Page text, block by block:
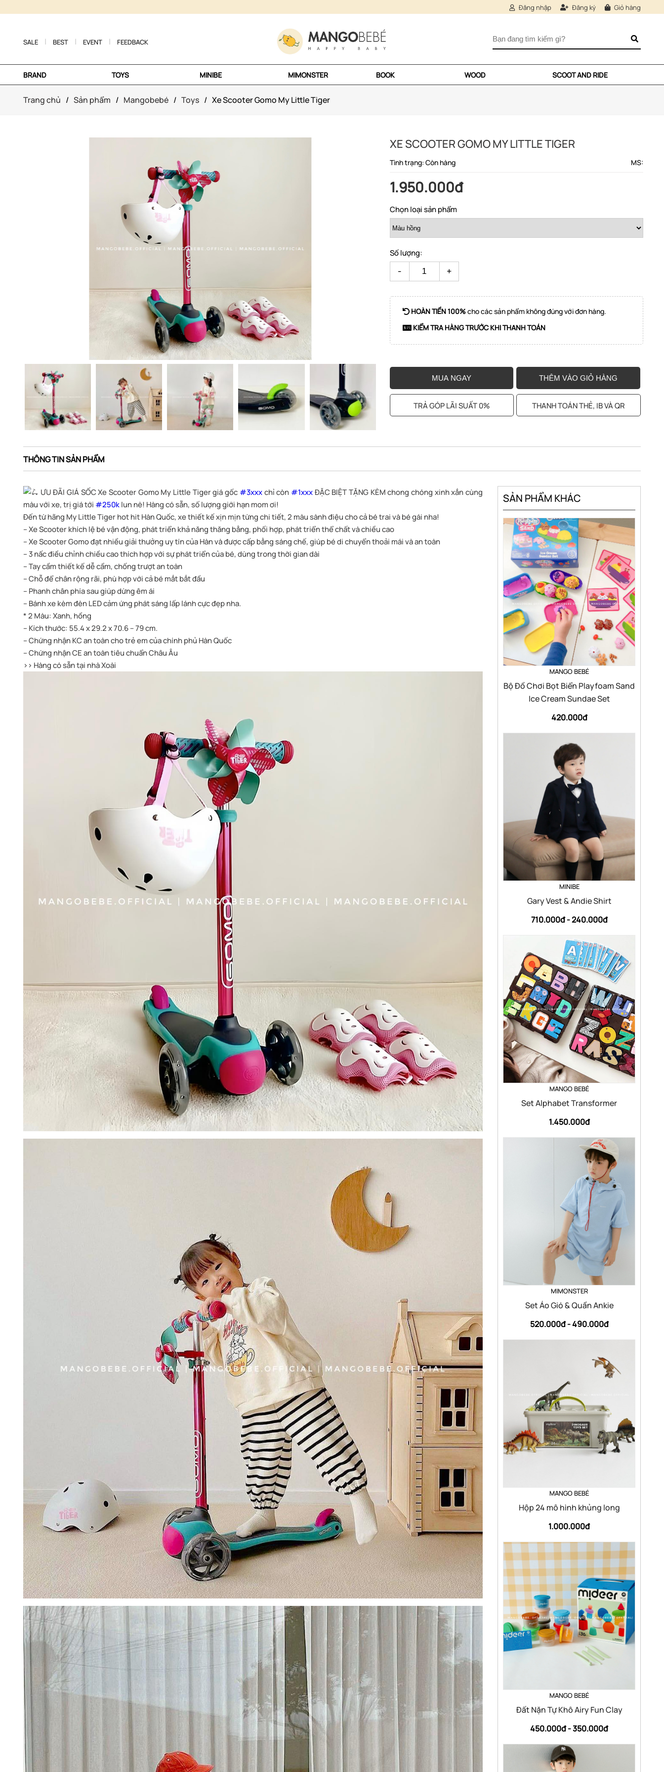
Đăng nhập Đăng ký Giỏ hàng
SALE BEST EVENT FEEDBACK
BRAND TOYS MINIBE MIMONSTER BOOK WOOD SCOOT AND RIDE
Trang chủ / Sản phẩm / Mangobebé / Toys / Xe Scooter Gomo My Little Tiger
XE SCOOTER GOMO MY LITTLE TIGER
Tình trạng: Còn hàng MS:
1.950.000đ
Chọn loại sản phẩm
Số lượng:
- +
HOÀN TIỀN 100%cho các sản phẩm không đúng với đơn hàng.
KIỂM TRA HÀNG TRƯỚC KHI THANH TOÁN
MUA NGAY THÊM VÀO GIỎ HÀNG
TRẢ GÓP LÃI SUẤT 0% THANH TOÁN THẺ, IB VÀ QR
THÔNG TIN SẢN PHẨM
ƯU ĐÃI GIÁ SỐC Xe Scooter Gomo My Little Tiger giá gốc #3xxxchỉ còn #1xxxĐẶC BIỆT TẶNG KÈM chong chóng xinh xắn cùng
màu với xe, trị giá tới #250klun nè! Hàng có sẵn, số lượng giới hạn mom ơi!
Đến từ hãng My Little Tiger hot hit Hàn Quốc, xe thiết kế xịn mịn từng chi tiết, 2 màu sành điệu cho cả bé trai và bé gái nha!
– Xe Scooter khích lệ bé vận động, phát triển khả năng thăng bằng, phối hợp, phát triển thể chất và chiều cao
– Xe Scooter Gomo đạt nhiều giải thưởng uy tín của Hàn và được cấp bằng sáng chế, giúp bé di chuyển thoải mái và an toàn
– 3 nấc điều chỉnh chiều cao thích hợp với sự phát triển của bé, dùng trong thời gian dài
– Tay cầm thiết kế dễ cầm, chống trượt an toàn
– Chỗ để chân rộng rãi, phù hợp với cả bé mắt bắt đầu
– Phanh chân phía sau giúp dừng êm ái
– Bánh xe kèm đèn LED cảm ứng phát sáng lấp lánh cực đẹp nha.
* 2 Màu: Xanh, hồng
– Kích thước: 55.4 x 29.2 x 70.6 – 79 cm.
– Chứng nhận KC an toàn cho trẻ em của chính phủ Hàn Quốc
– Chứng nhận CE an toàn tiêu chuẩn Châu Âu
>> Hàng có sẵn tại nhà Xoài
SẢN PHẨM KHÁC
MANGO BEBÉ
Bộ Đồ Chơi Bọt Biển Playfoam Sand
Ice Cream Sundae Set
420.000đ
MINIBE
Gary Vest & Andie Shirt
710.000đ -240.000đ
MANGO BEBÉ
Set Alphabet Transformer
1.450.000đ
MIMONSTER
Set Áo Gió & Quần Ankie
520.000đ -490.000đ
MANGO BEBÉ
Hộp 24 mô hình khủng long
1.000.000đ
MANGO BEBÉ
Đất Nặn Tự Khô Airy Fun Clay
450.000đ -350.000đ